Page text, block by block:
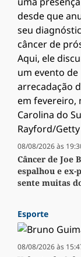
08/08/2026 às
Câncer de Joe
espalhou e ex-
sente muitas
Esporte
08/08/2026 às